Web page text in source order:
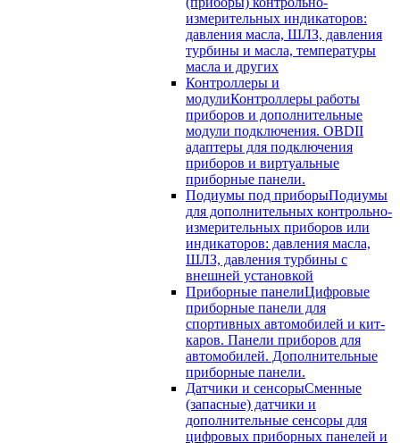
измерительных индикаторов:
давления масла, ШЛЗ, давления
турбины и масла, температуры
масла и других
Контроллеры и
модулиКонтроллеры работы
приборов и дополнительные
модули подключения. OBDII
адаптеры для подключения
приборов и виртуальные
приборные панели.
Подиумы под приборыПодиумы
для дополнительных контрольно-
измерительных приборов или
индикаторов: давления масла,
ШЛЗ, давления турбины с
внешней установкой
Приборные панелиЦифровые
приборные панели для
спортивных автомобилей и кит-
каров. Панели приборов для
автомобилей. Дополнительные
приборные панели.
Датчики и сенсорыСменные
(запасные) датчики и
дополнительные сенсоры для
цифровых приборных панелей и